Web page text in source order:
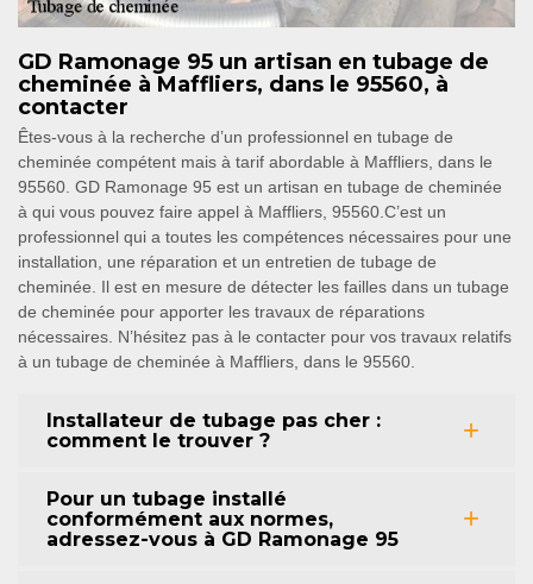
GD Ramonage 95 un artisan en tubage de
cheminée à Maffliers, dans le 95560, à
contacter
Êtes-vous à la recherche d’un professionnel en tubage de
cheminée compétent mais à tarif abordable à Maffliers, dans le
95560. GD Ramonage 95 est un artisan en tubage de cheminée
à qui vous pouvez faire appel à Maffliers, 95560.C’est un
professionnel qui a toutes les compétences nécessaires pour une
installation, une réparation et un entretien de tubage de
cheminée. Il est en mesure de détecter les failles dans un tubage
de cheminée pour apporter les travaux de réparations
nécessaires. N’hésitez pas à le contacter pour vos travaux relatifs
à un tubage de cheminée à Maffliers, dans le 95560.
Installateur de tubage pas cher :
comment le trouver ?
Pour un tubage installé
conformément aux normes,
adressez-vous à GD Ramonage 95